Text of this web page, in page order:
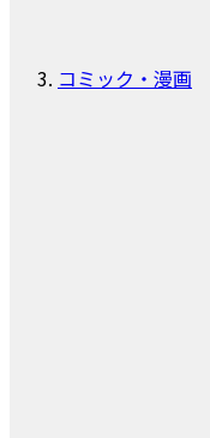
コミック・漫画